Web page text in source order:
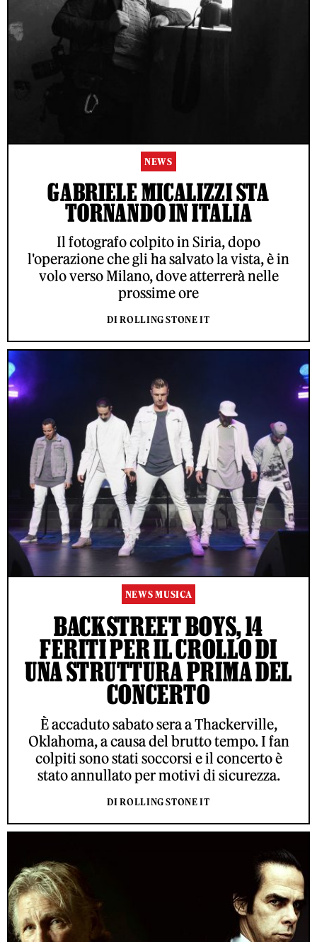
NEWS
GABRIELE MICALIZZI STA
TORNANDO IN ITALIA
Il fotografo colpito in Siria, dopo
l'operazione che gli ha salvato la vista, è in
volo verso Milano, dove atterrerà nelle
prossime ore
DI ROLLING STONE IT
NEWS MUSICA
BACKSTREET BOYS, 14
FERITI PER IL CROLLO DI
UNA STRUTTURA PRIMA DEL
CONCERTO
È accaduto sabato sera a Thackerville,
Oklahoma, a causa del brutto tempo. I fan
colpiti sono stati soccorsi e il concerto è
stato annullato per motivi di sicurezza.
DI ROLLING STONE IT